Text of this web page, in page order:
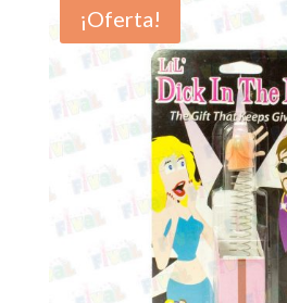
¡Oferta!